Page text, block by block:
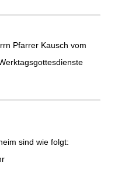
Pfarrer Kausch vom
sind wie folgt: